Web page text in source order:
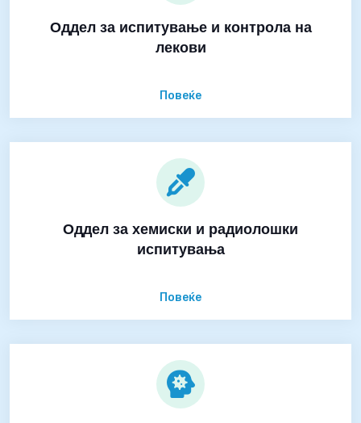
Оддел за испитување и контрола на
лекови
Повеќе
Оддел за хемиски и радиолошки
испитувања
Повеќе